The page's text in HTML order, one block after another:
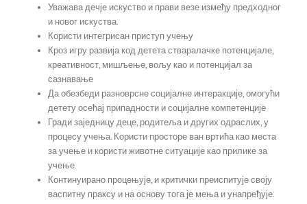
Уважава дечје искуство и прави везе између предходног
и новог искуства.
Користи интегрисан приступ учењу
Кроз игру развија код детета стваралачке потенцијале,
креативност, мишљење, вољу као и потенцијал за
сазнавање
Да обезбеди разноврсне социјалне интеракције, омогући
детету осећај припадности и социјалне компетенције
Гради заједницу деце, родитеља и других одраслих, у
процесу учења. Користи просторе ван вртића као места
за учење и користи животне ситуације као прилике за
учење.
Континуирано процењује, и критички преиспитује своју
васпитну праксу и на основу тога је мења и унапређује.